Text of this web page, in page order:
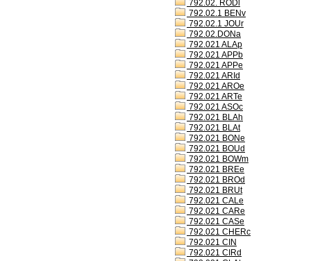
792.02. RODl
792.02.1 BENv
792.02.1 JOUr
792.02.DONa
792.021 ALAp
792.021 APPb
792.021 APPe
792.021 ARId
792.021 AROe
792.021 ARTe
792.021 ASOc
792.021 BLAh
792.021 BLAt
792.021 BONe
792.021 BOUd
792.021 BOWm
792.021 BREe
792.021 BROd
792.021 BRUt
792.021 CALe
792.021 CARe
792.021 CASe
792.021 CHERc
792.021 CIN
792.021 CIRd